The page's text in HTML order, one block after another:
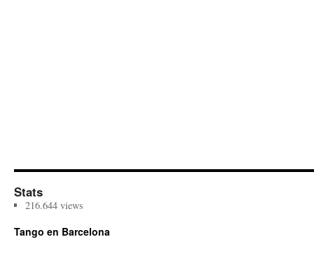
Stats
216.644 views
Tango en Barcelona